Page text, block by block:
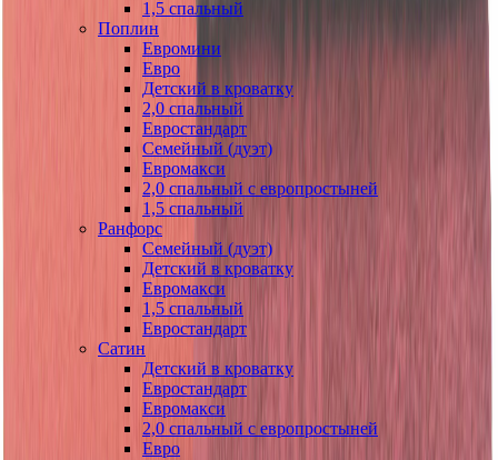
1,5 спальный
Поплин
Евромини
Евро
Детский в кроватку
2,0 спальный
Евростандарт
Семейный (дуэт)
Евромакси
2,0 спальный с европростыней
1,5 спальный
Ранфорс
Семейный (дуэт)
Детский в кроватку
Евромакси
1,5 спальный
Евростандарт
Сатин
Детский в кроватку
Евростандарт
Евромакси
2,0 спальный с европростыней
Евро